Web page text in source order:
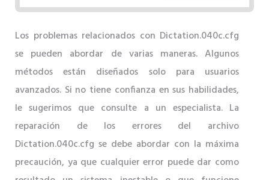
Los problemas relacionados con Dictation.040c.cfg
se pueden abordar de varias maneras. Algunos
métodos están diseñados solo para usuarios
avanzados. Si no tiene confianza en sus habilidades,
le sugerimos que consulte a un especialista. La
reparación de los errores del archivo
Dictation.040c.cfg se debe abordar con la máxima
precaución, ya que cualquier error puede dar como